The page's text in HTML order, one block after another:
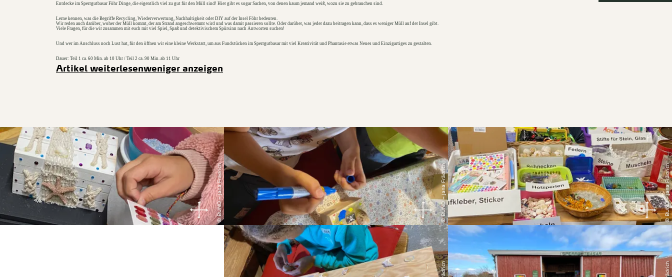
Entdecke im Sperrgutbasar Föhr Dinge, die eigentlich viel zu gut für den Müll sind! Hier gibt es sogar Sachen, von denen kaum jemand weiß, wozu sie zu gebrauchen sind.
Lerne kennen, was die Begriffe Recycling, Wiederverwertung, Nachhaltigkeit oder DIY auf der Insel Föhr bedeuten.
Wir reden auch darüber, woher der Müll kommt, der am Strand angeschwemmt wird und was damit passieren sollte. Oder darüber, was jeder dazu beitragen kann, dass es weniger Müll auf der Insel gibt.
Viele Fragen, für die wir zusammen mit euch mit viel Spiel, Spaß und detektivischem Spürsinn nach Antworten suchen!
Und wer im Anschluss noch Lust hat, für den öffnen wir eine kleine Werkstatt, um aus Fundstücken im Sperrgutbasar mit viel Kreativität und Phantasie etwas Neues und Einzigartiges zu gestalten.
Dauer: Teil 1 ca. 60 Min. ab 10 Uhr / Teil 2 ca. 90 Min. ab 11 Uhr
Artikel weiterlesenweniger anzeigen
© BUND – Jana Frädrich © BUND – Jana Frädrich
© BUND – Jana Frädrich